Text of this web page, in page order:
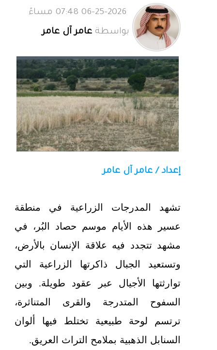
بواسطة عامر آل عامر
إعداد / عامر آل عامر
تشهد المدرجات الزراعية في منطقة
عسير هذه الأيام موسم حصاد البُر، في
مشهد تتجدد فيه علاقة الإنسان بالأرض،
وتستعيد الجبال ذاكرتها الزراعية التي
توارثتها الأجيال عبر عقود طويلة. وبين
السفوح المتدرجة والقرى المتناثرة،
ترتسم لوحة طبيعية تختلط فيها ألوان
السنابل الذهبية بملامح التراث العريق.